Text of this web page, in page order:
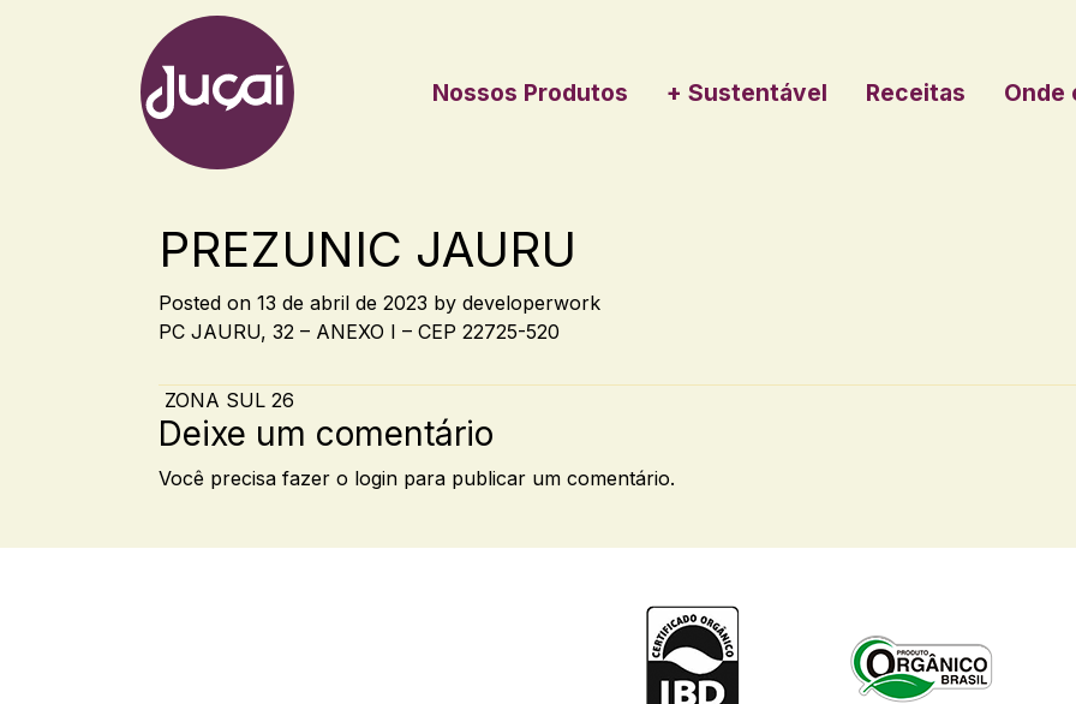
Main Navigation Nossos Produtos + Sustentável Receitas Onde
PREZUNIC JAURU
Posted on 13 de abril de 2023 by developerwork
PC JAURU, 32 – ANEXO I – CEP 22725-520
Post navigation
ZONA SUL 26
Deixe um comentário
Você precisa fazer o login para publicar um comentário.